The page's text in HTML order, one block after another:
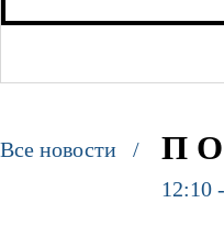
Все новости / П О
12:10